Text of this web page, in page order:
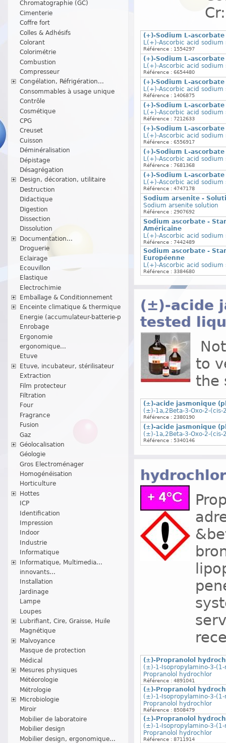
Chromatographie (GC)
Cimenterie
Coffre fort
Colles & Adhésifs
Colorant
Colorimétrie
Combustion
Compresseur
Congélation, Réfrigération...
Consommables à usage unique
Contrôle
Cosmétique
CPG
Creuset
Cuisson
Déminéralisation
Dépistage
Désagrégation
Design, décoration, utilitaire
Destruction
Didactique
Digestion
Dissection
Dissolution
Documentation...
Droguerie
Eclairage
Ecouvillon
Elastique
Electrochimie
Emballage & Conditionnement
Enceinte climatique & thermique
Energie (accumulateur-batterie-p
Enrobage
Ergonomie
ergonomique...
Etuve
Etuve, incubateur, stérilisateur
Extraction
Film protecteur
Filtration
Four
Fragrance
Fusion
Gaz
Géolocalisation
Géologie
Gros Electroménager
Homogénéisation
Horticulture
Hottes
ICP
Identification
Impression
Indoor
Industrie
Informatique
Informatique, Multimedia...
innovants...
Installation
Jardinage
Lampe
Loupes
Lubrifiant, Cire, Graisse, Huile
Magnétique
Malvoyance
Masque de protection
Médical
Mesures physiques
Météorologie
Métrologie
Microbiologie
Miroir
Mobilier de laboratoire
Mobilier design
Mobilier design, ergonomique...
(+)-Sodium L-
L(+)-Ascorbic acid
Référence : 1554297
(+)-Sodium L-
L(+)-Ascorbic acid
Référence : 6654480
(+)-Sodium L-
L(+)-Ascorbic acid
Référence : 1406875
(+)-Sodium L-
L(+)-Ascorbic acid
Référence : 7212633
(+)-Sodium L-ascorbate
L(+)-Ascorbic acid
Référence : 6556917
(+)-Sodium L-ascorbate
L(+)-Ascorbic acid
Référence : 7681368
(+)-Sodium L-ascorbate
L(+)-Ascorbic acid
Référence : 4747178
Sodium arsenite -
Sodium arsenite solution
Référence : 2907692
Sodium ascorbate -
Américaine
L(+)-Ascorbic acid sodium
Référence : 7442489
Sodium ascorbate -
Européenne
L(+)-Ascorbic acid sodium
Référence : 3384680
(±)-acide
tested
to
the
(±)-acide jasmonique
(±)-1a,2Beta-3-Oxo-2-
Référence : 2380190
(±)-acide jasmonique
(±)-1a,2Beta-3-Oxo-2-
Référence : 5340146
(±)-Propranolol
(±)-1-Isopropylamino-3-
Propranolol hydrochlor
Référence : 4891041
(±)-Propranolol
(±)-1-Isopropylamino-3-
Propranolol hydrochlor
Référence : 8508479
(±)-Propranolol
(±)-1-Isopropylamino-3-
Propranolol hydrochlor
Référence : 8711914